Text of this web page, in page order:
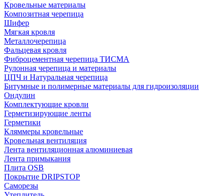
Кровельные материалы
Композитная черепица
Шифер
Мягкая кровля
Металлочерепица
Фальцевая кровля
Фиброцементная черепица ТИСМА
Рулонная черепица и материалы
ЦПЧ и Натуральная черепица
Битумные и полимерные материалы для гидроизоляции
Ондулин
Комплектующие кровли
Герметизирующие ленты
Герметики
Кляммеры кровельные
Кровельная вентиляция
Лента вентиляционная алюминиевая
Лента примыкания
Плита OSB
Покрытие DRIPSTOP
Саморезы